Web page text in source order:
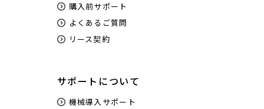
購入前サポート
よくあるご質問
リース契約
サポートについて
機械導入サポート